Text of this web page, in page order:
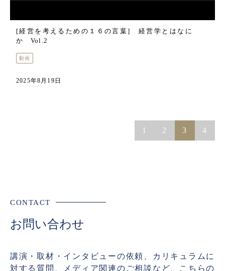
[経営を考えるための１６の言葉] 経営学とはなに
か Vol.2
動画
2025年8月19日
1 2 3 4
CONTACT
お問い合わせ
講演・取材・インタビューの依頼、カリキュラムに
対する質問、メディア関連のご相談など、こちらの